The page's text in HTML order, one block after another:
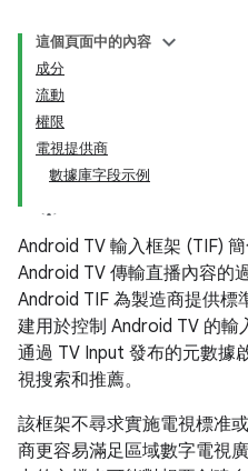
這個頁面中的內容
成分
流動
權限
電視提供商
數據庫字段示例
Android TV 輸入框架 (TIF)
Android TV 傳輸直播內容的過
Android TIF 為製造商提供標
建用於控制 Android TV 的輸
通過 TV Input 發布的元數據
視搜索和推薦。
該框架不尋求實施電視標准
商更容易滿足區域數字電視